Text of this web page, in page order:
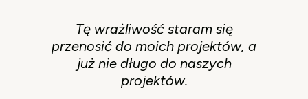
Tę wrażliwość staram się
przenosić do moich projektów, a
już nie długo do naszych
projektów.